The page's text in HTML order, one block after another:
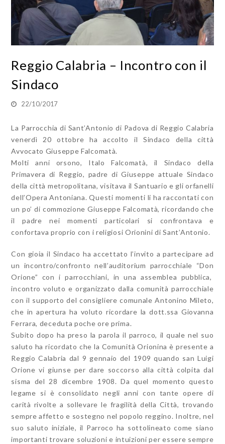
Reggio Calabria – Incontro con il
Sindaco
22/10/2017
La Parrocchia di Sant’Antonio di Padova di Reggio Calabria
venerdì 20 ottobre ha accolto il Sindaco della città
Avvocato Giuseppe Falcomatà.
Molti anni orsono, Italo Falcomatà, il Sindaco della
Primavera di Reggio, padre di Giuseppe attuale Sindaco
della città metropolitana, visitava il Santuario e gli orfanelli
dell’Opera Antoniana. Questi momenti li ha raccontati con
un po’ di commozione Giuseppe Falcomatà, ricordando che
il padre nei momenti particolari si confrontava e
confortava proprio con i religiosi Orionini di Sant’Antonio.
Con gioia il Sindaco ha accettato l’invito a partecipare ad
un incontro/confronto nell’auditorium parrocchiale “Don
Orione” con i parrocchiani, in una assemblea pubblica,
incontro voluto e organizzato dalla comunità parrocchiale
con il supporto del consigliere comunale Antonino Mileto,
che in apertura ha voluto ricordare la dott.ssa Giovanna
Ferrara, deceduta poche ore prima.
Subito dopo ha preso la parola il parroco, il quale nel suo
saluto ha ricordato che la Comunità Orionina è presente a
Reggio Calabria dal 9 gennaio del 1909 quando san Luigi
Orione vi giunse per dare soccorso alla città colpita dal
sisma del 28 dicembre 1908. Da quel momento questo
legame si è consolidato negli anni con tante opere di
carità rivolte a sollevare le fragilità della Città, trovando
sempre affetto e sostegno nel popolo reggino. Inoltre, nel
suo saluto iniziale, il Parroco ha sottolineato come siano
importanti trovare soluzioni e intuizioni per essere sempre